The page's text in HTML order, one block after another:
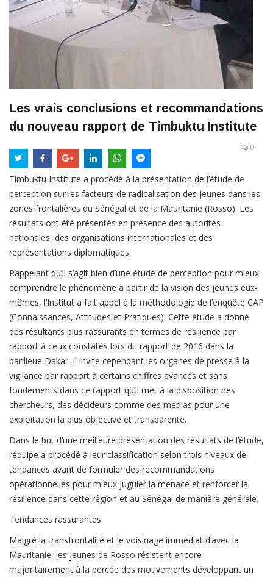
Les vrais conclusions et recommandations
du nouveau rapport de Timbuktu Institute
0
Timbuktu Institute a procédé à la présentation de l’étude de
perception sur les facteurs de radicalisation des jeunes dans les
zones frontalières du Sénégal et de la Mauritanie (Rosso). Les
résultats ont été présentés en présence des autorités
nationales, des organisations internationales et des
représentations diplomatiques.
Rappelant qu’il s’agit bien d’une étude de perception pour mieux
comprendre le phénomène à partir de la vision des jeunes eux-
mêmes, l’Institut a fait appel à la méthodologie de l’enquête CAP
(Connaissances, Attitudes et Pratiques). Cette étude a donné
des résultants plus rassurants en termes de résilience par
rapport à ceux constatés lors du rapport de 2016 dans la
banlieue Dakar. Il invite cependant les organes de presse à la
vigilance par rapport à certains chiffres avancés et sans
fondements dans ce rapport qu’il met à la disposition des
chercheurs, des décideurs comme des medias pour une
exploitation la plus objective et transparente.
Dans le but d’une meilleure présentation des résultats de l’étude,
l’équipe a procédé à leur classification selon trois niveaux de
tendances avant de formuler des recommandations
opérationnelles pour mieux juguler la menace et renforcer la
résilience dans cette région et au Sénégal de manière générale.
Tendances rassurantes
Malgré la transfrontalité et le voisinage immédiat d’avec la
Mauritanie, les jeunes de Rosso résistent encore
majoritairement à la percée des mouvements développant un